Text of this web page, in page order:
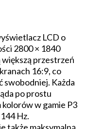
LCD o
2800 × 1840
przestrzeń
16:9, co
swobodniej. Każda
po prostu
w gamie P3
Hz.